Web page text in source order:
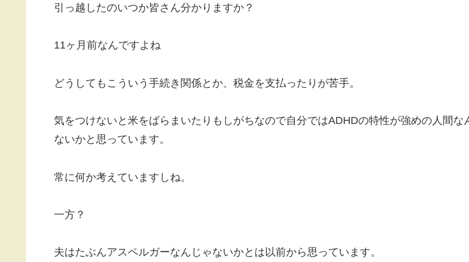
引っ越したのいつか皆さん分かりますか？
11ヶ月前なんですよね
どうしてもこういう手続き関係とか、税金を支払ったりが苦手。
気をつけないと米をばらまいたりもしがちなので自分ではADHDの特性が強めの人間な
ないかと思っています。
常に何か考えていますしね。
一方？
夫はたぶんアスペルガーなんじゃないかとは以前から思っています。